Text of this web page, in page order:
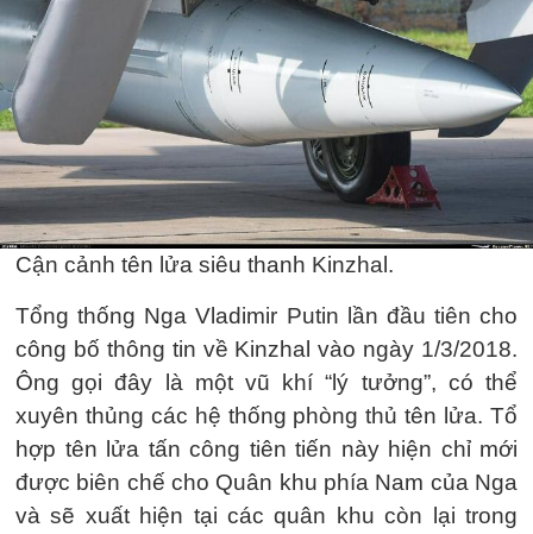
Cận cảnh tên lửa siêu thanh Kinzhal.
Tổng thống Nga Vladimir Putin lần đầu tiên cho
công bố thông tin về Kinzhal vào ngày 1/3/2018.
Ông gọi đây là một vũ khí “lý tưởng”, có thể
xuyên thủng các hệ thống phòng thủ tên lửa. Tổ
hợp tên lửa tấn công tiên tiến này hiện chỉ mới
được biên chế cho Quân khu phía Nam của Nga
và sẽ xuất hiện tại các quân khu còn lại trong